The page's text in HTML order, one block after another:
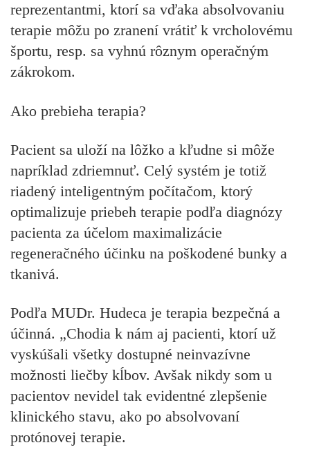
reprezentantmi, ktorí sa vďaka absolvovaniu
terapie môžu po zranení vrátiť k vrcholovému
športu, resp. sa vyhnú rôznym operačným
zákrokom.
Ako prebieha terapia?
Pacient sa uloží na lôžko a kľudne si môže
napríklad zdriemnuť. Celý systém je totiž
riadený inteligentným počítačom, ktorý
optimalizuje priebeh terapie podľa diagnózy
pacienta za účelom maximalizácie
regeneračného účinku na poškodené bunky a
tkanivá.
Podľa MUDr. Hudeca je terapia bezpečná a
účinná. „Chodia k nám aj pacienti, ktorí už
vyskúšali všetky dostupné neinvazívne
možnosti liečby kĺbov. Avšak nikdy som u
pacientov nevidel tak evidentné zlepšenie
klinického stavu, ako po absolvovaní
protónovej terapie.